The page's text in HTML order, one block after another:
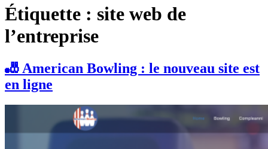
Étiquette : site web de
l’entreprise
🎳 American Bowling : le nouveau site est
en ligne